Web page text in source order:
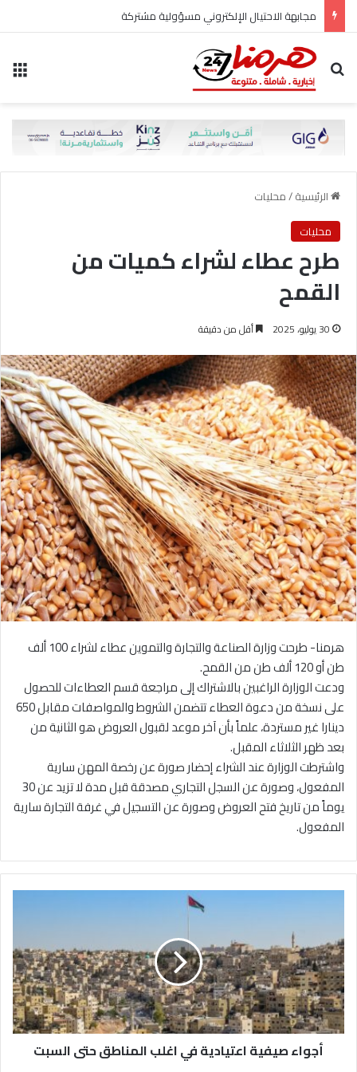
مجابهة الاحتيال الإلكتروني مسؤولية مشتركة
بحث عن
الرئيسية/محليات
محليات
طرح عطاء لشراء كميات من
القمح
30 يوليو، 2025 أقل من دقيقة
هرمنا- طرحت وزارة الصناعة والتجارة والتموين عطاء لشراء 100 ألف
طن أو 120 ألف طن من القمح.
ودعت الوزارة الراغبين بالاشتراك إلى مراجعة قسم العطاءات للحصول
على نسخة من دعوة العطاء تتضمن الشروط والمواصفات مقابل 650
دينارا غير مستردة، علماً بأن آخر موعد لقبول العروض هو الثانية من
بعد ظهر الثلاثاء المقبل.
واشترطت الوزارة عند الشراء إحضار صورة عن رخصة المهن سارية
المفعول، وصورة عن السجل التجاري مصدقة قبل مدة لا تزيد عن 30
يوماً من تاريخ فتح العروض وصورة عن التسجيل في غرفة التجارة سارية
المفعول.
ا
ء
ص
ي
ف
ي
أجواء صيفية اعتيادية في اغلب المناطق حتى السبت